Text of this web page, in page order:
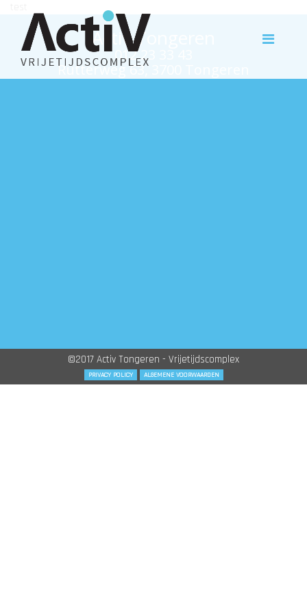
Activ Tongeren
012 23 33 43
Rutterweg 63, 3700 Tongeren
©2017 Activ Tongeren - Vrijetijdscomplex
PRIVACY POLICY ALGEMENE VOORWAARDEN